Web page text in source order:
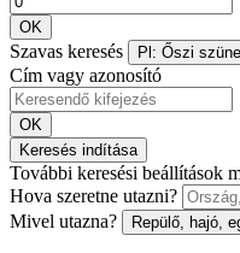
OK
Szavas keresés Pl: Őszi
Cím vagy azonosító
OK
Keresés indítása
További keresési beállítások
Hova szeretne utazni?
Mivel utazna?
Repülő, hajó,